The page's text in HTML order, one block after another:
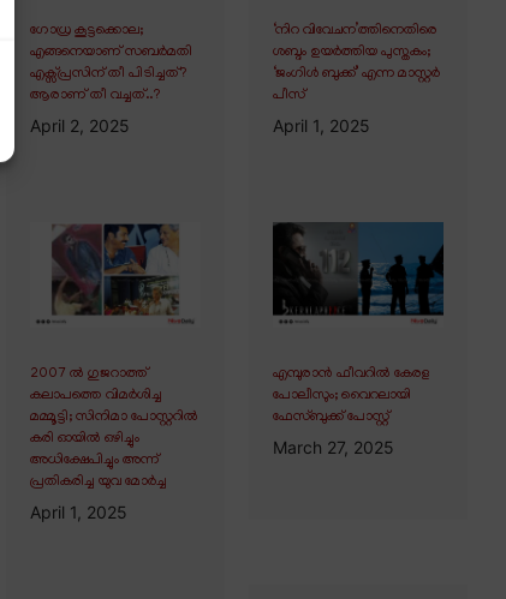
ഗോധ്ര കൂട്ടക്കൊല;
എങ്ങനെയാണ് സബർമതി
എക്സ്പ്രസിന് തീ പിടിച്ചത്?
ആരാണ് തീ വച്ചത്..?
April 2, 2025
‘നിറ വിവേചന’ത്തിനെതിരെ
ശബ്ദം ഉയർത്തിയ പുസ്തകം;
‘ജംഗിൾ ബുക്ക്’ എന്ന മാസ്റ്റർ
പീസ്
April 1, 2025
2007 ൽ ഗുജറാത്ത്
കലാപത്തെ വിമർശിച്ച
മമ്മൂട്ടി; സിനിമാ പോസ്റ്ററിൽ
കരി ഓയിൽ ഒഴിച്ചും
അധിക്ഷേപിച്ചും അന്ന്
പ്രതികരിച്ച യുവ മോർച്ച
April 1, 2025
എമ്പുരാൻ ഫീവറിൽ കേരള
പോലീസും; വൈറലായി
ഫേസ്ബുക്ക് പോസ്റ്റ്
March 27, 2025